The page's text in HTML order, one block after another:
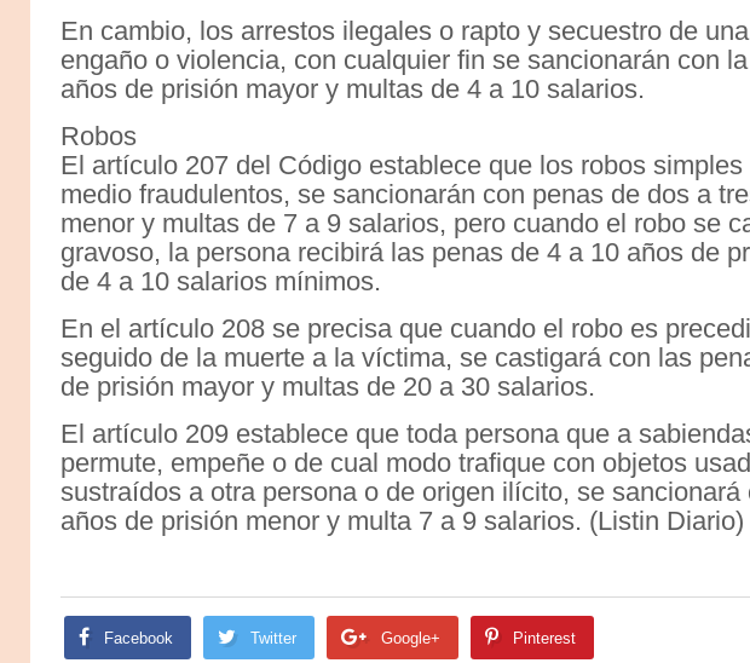
En cambio, los arrestos ilegales o rapto y secuestro de
engaño o violencia, con cualquier fin se sancionarán con
años de prisión mayor y multas de 4 a 10 salarios.
Robos
El artículo 207 del Código establece que los robos
medio fraudulentos, se sancionarán con penas de dos a
menor y multas de 7 a 9 salarios, pero cuando el robo se
gravoso, la persona recibirá las penas de 4 a 10 años de
de 4 a 10 salarios mínimos.
En el artículo 208 se precisa que cuando el robo es
seguido de la muerte a la víctima, se castigará con las
de prisión mayor y multas de 20 a 30 salarios.
El artículo 209 establece que toda persona que a
permute, empeñe o de cual modo trafique con objetos
sustraídos a otra persona o de origen ilícito, se
años de prisión menor y multa 7 a 9 salarios. (Listin Diario)
Facebook Twitter Google+ Pinterest